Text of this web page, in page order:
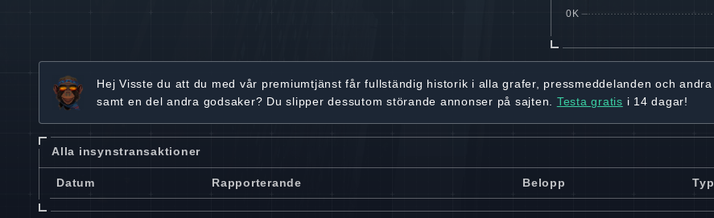
Hej Visste du att du med vår premiumtjänst fårfullständig historik i alla grafer, pressmeddelanden och andra
samt en del andra godsaker? Du slipper dessutom störande annonser på sajten. Testa gratis i 14 dagar!
Alla insynstransaktioner
Datum Rapporterande Belopp Typ